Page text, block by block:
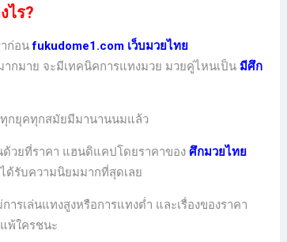
ไร?
าก่อนfukudome1.com เว็บมวยไทย
มาย จะมีเทคนิคการแทงมวย มวยคู่ไหนเป็น มีศึก
กยุคทุกสมัยมีมานานนมแล้ว
วยที่ราคา แฮนดิแคปโดยราคาของ ศึกมวยไทย
ด้รับความนิยมมากที่สุดเลย
รเล่นแทงสูงหรือการแทงต่ำ และเรื่องของราคา
พ้ใครชนะ